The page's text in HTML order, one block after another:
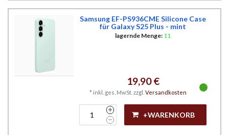
Samsung EF-PS936CME Silicone Case
für Galaxy S25 Plus - mint
lagernde Menge: 11
19,90 €
* inkl. ges. MwSt. zzgl. Versandkosten
+WARENKORB